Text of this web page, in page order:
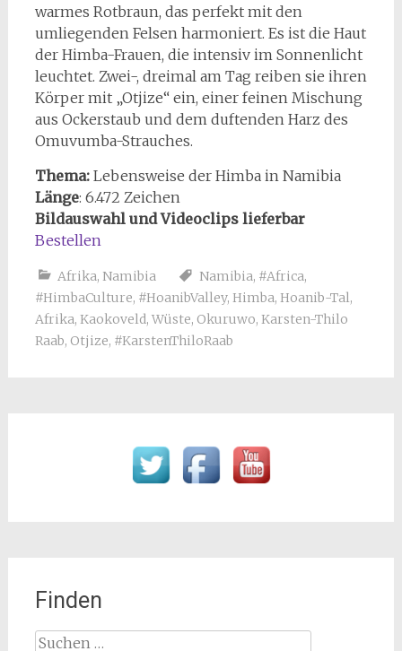
warmes Rotbraun, das perfekt mit den
umliegenden Felsen harmoniert. Es ist die Haut
der Himba-Frauen, die intensiv im Sonnenlicht
leuchtet. Zwei-, dreimal am Tag reiben sie ihren
Körper mit „Otjize“ ein, einer feinen Mischung
aus Ockerstaub und dem duftenden Harz des
Omuvumba-Strauches.
Thema: Lebensweise der Himba in Namibia
Länge: 6.472 Zeichen
Bildauswahl und Videoclips lieferbar
Bestellen
Afrika, Namibia Namibia, #Africa,
#HimbaCulture, #HoanibValley, Himba, Hoanib-Tal,
Afrika, Kaokoveld, Wüste, Okuruwo, Karsten-Thilo
Raab, Otjize, #KarstenThiloRaab
Finden
Suchen